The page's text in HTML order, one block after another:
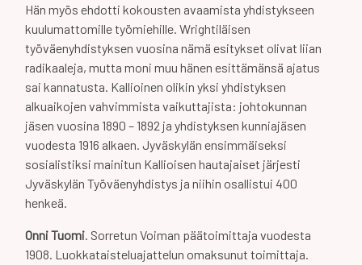
Hän myös ehdotti kokousten avaamista yhdistykseen
kuulumattomille työmiehille. Wrightiläisen
työväenyhdistyksen vuosina nämä esitykset olivat liian
radikaaleja, mutta moni muu hänen esittämänsä ajatus
sai kannatusta. Kallioinen olikin yksi yhdistyksen
alkuaikojen vahvimmista vaikuttajista: johtokunnan
jäsen vuosina 1890 – 1892 ja yhdistyksen kunniajäsen
vuodesta 1916 alkaen. Jyväskylän ensimmäiseksi
sosialistiksi mainitun Kallioisen hautajaiset järjesti
Jyväskylän Työväenyhdistys ja niihin osallistui 400
henkeä.
Onni Tuomi. Sorretun Voiman päätoimittaja vuodesta
1908. Luokkataisteluajattelun omaksunut toimittaja.